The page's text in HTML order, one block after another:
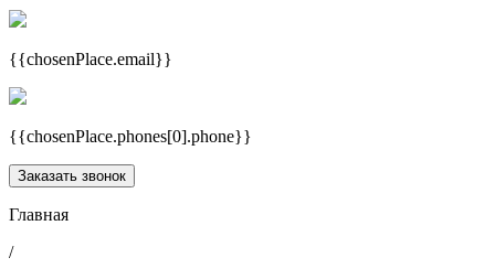
{{chosenPlace.email}}
{{chosenPlace.phones[0].phone}}
Заказать звонок
Главная
/